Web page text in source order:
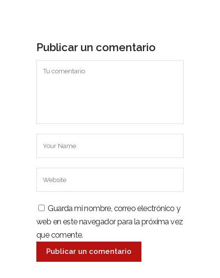
Publicar un comentario
Guarda mi nombre, correo electrónico y
web en este navegador para la próxima vez
que comente.